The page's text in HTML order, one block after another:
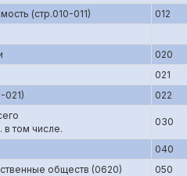
(стр.010-011)
012
020
021
021)
022
том числе.
030
040
обществ (0620)
050